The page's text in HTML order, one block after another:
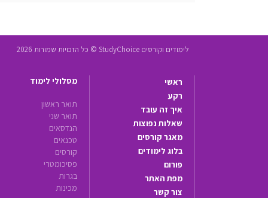
לימודים וקורסים StudyChoice © כל הזכויות שמורות 2026
ראשי
רקע
איך זה עובד
שאלות נפוצות
מאגר קורסים
בלוג לימודים
פורום
מפת האתר
צור קשר
מסלולי לימוד
תואר ראשון
תואר שני
הנדסאים
טכנאים
קורסים
פסיכומטרי
בגרות
מכינות